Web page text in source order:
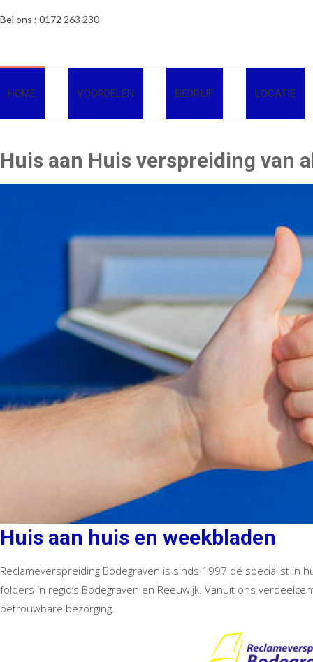
naar
inhoud
Bel ons : 0172 263 230
HOME VOORDELEN BEDRIJF LOCATIE
Huis aan Huis verspreiding van
Huis aan huis en weekbladen
Reclameverspreiding Bodegraven is sinds 1997 dé specialist in
folders in regio’s Bodegraven en Reeuwijk. Vanuit ons
betrouwbare bezorging.